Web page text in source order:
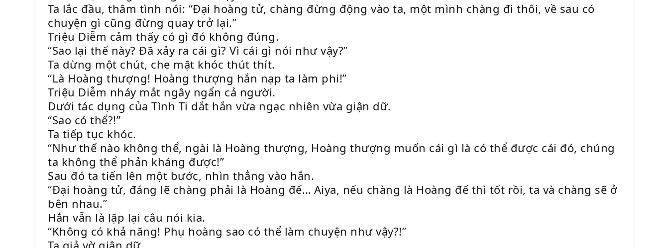
Ta lắc đầu, thâm tình nói: “Đại hoàng tử, chàng đừng động vào ta, một mình chàng đi thôi, về sau có
chuyện gì cũng đừng quay trở lại.”
Triệu Diễm cảm thấy có gì đó không đúng.
“Sao lại thế này? Đã xảy ra cái gì? Vì cái gì nói như vậy?”
Ta dừng một chút, che mặt khóc thút thít.
“Là Hoàng thượng! Hoàng thượng hắn nạp ta làm phi!”
Triệu Diễm nháy mắt ngây ngẩn cả người.
Dưới tác dụng của Tình Ti dắt hắn vừa ngạc nhiên vừa giận dữ.
“Sao có thể?!”
Ta tiếp tục khóc.
“Như thế nào không thể, ngài là Hoàng thượng, Hoàng thượng muốn cái gì là có thể được cái đó, chúng
ta không thể phản kháng được!”
Sau đó ta tiến lên một bước, nhìn thẳng vào hắn.
“Đại hoàng tử, đáng lẽ chàng phải là Hoàng đế… Aiya, nếu chàng là Hoàng đế thì tốt rồi, ta và chàng sẽ ở
bên nhau.”
Hắn vẫn là lặp lại câu nói kia.
“Không có khả năng! Phụ hoàng sao có thể làm chuyện như vậy?!”
Ta giả vờ giận dữ.